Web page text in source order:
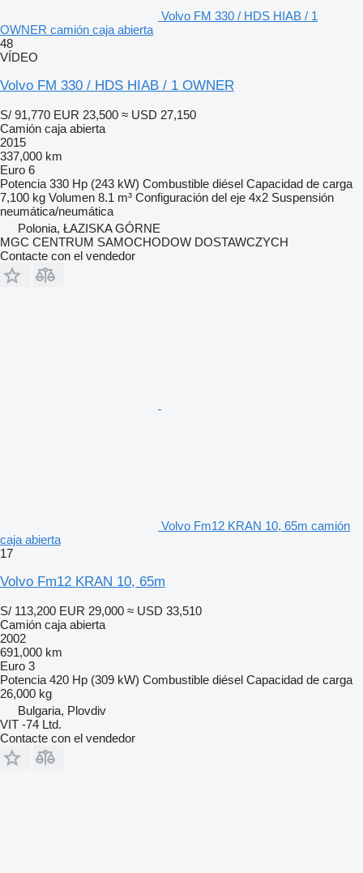
Volvo FM 330 / HDS HIAB / 1
OWNER camión caja abierta
48
VÍDEO
Volvo FM 330 / HDS HIAB / 1 OWNER
S/ 91,770 EUR 23,500 ≈ USD 27,150
Camión caja abierta
2015
337,000 km
Euro 6
Potencia 330 Hp (243 kW) Combustible diésel Capacidad de carga
7,100 kg Volumen 8.1 m³ Configuración del eje 4x2 Suspensión
neumática/neumática
Polonia, ŁAZISKA GÓRNE
MGC CENTRUM SAMOCHODOW DOSTAWCZYCH
Contacte con el vendedor
Volvo Fm12 KRAN 10, 65m camión
caja abierta
17
Volvo Fm12 KRAN 10, 65m
S/ 113,200 EUR 29,000 ≈ USD 33,510
Camión caja abierta
2002
691,000 km
Euro 3
Potencia 420 Hp (309 kW) Combustible diésel Capacidad de carga
26,000 kg
Bulgaria, Plovdiv
VIT -74 Ltd.
Contacte con el vendedor